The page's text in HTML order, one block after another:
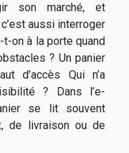
son marché, et
aussi interroger
on à la porte quand
? Un panier
d’accès Qui n’a
? Dans l’e-
se lit souvent
de livraison ou de